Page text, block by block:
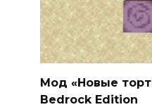
Мод «Новые
Bedrock Edition